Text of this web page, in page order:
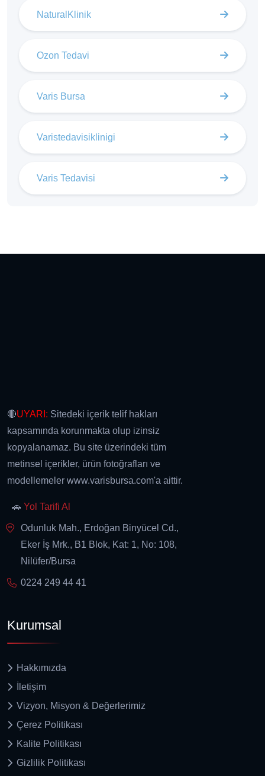
NaturalKlinik
Ozon Tedavi
Varis Bursa
Varistedavisiklinigi
Varis Tedavisi
🔴UYARI: Sitedeki içerik telif hakları
kapsamında korunmakta olup izinsiz
kopyalanamaz. Bu site üzerindeki tüm
metinsel içerikler, ürün fotoğrafları ve
modellemeler www.varisbursa.com'a aittir.
🚗 Yol Tarifi Al
Odunluk Mah., Erdoğan Binyücel Cd.,
Eker İş Mrk., B1 Blok, Kat: 1, No: 108,
Nilüfer/Bursa
0224 249 44 41
Kurumsal
Hakkımızda
İletişim
Vizyon, Misyon & Değerlerimiz
Çerez Politikası
Kalite Politikası
Gizlilik Politikası